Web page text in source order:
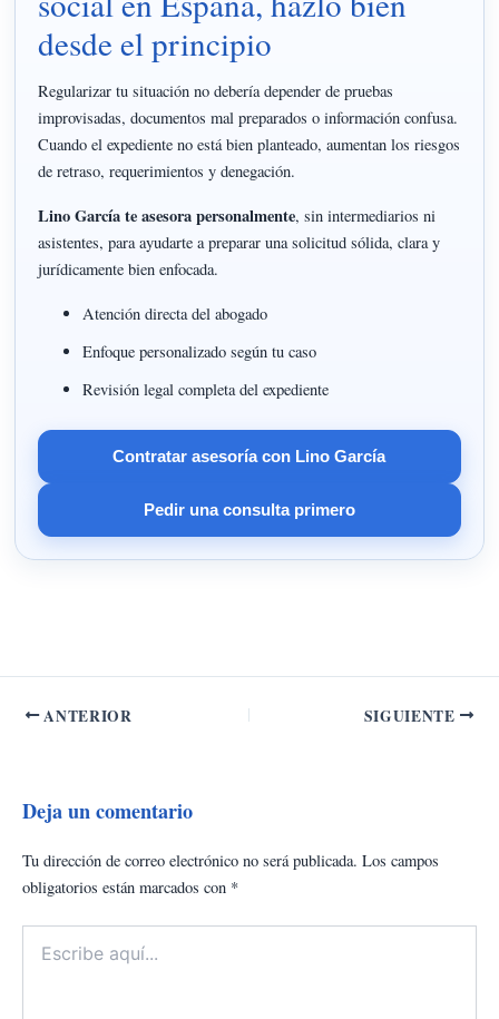
desde el principio
Regularizar tu situación no debería depender de pruebas
improvisadas, documentos mal preparados o información confusa.
Cuando el expediente no está bien planteado, aumentan los riesgos
de retraso, requerimientos y denegación.
Lino García te asesora personalmente, sin intermediarios ni
asistentes, para ayudarte a preparar una solicitud sólida, clara y
jurídicamente bien enfocada.
Atención directa del abogado
Enfoque personalizado según tu caso
Revisión legal completa del expediente
Contratar asesoría con Lino García
Pedir una consulta primero
ANTERIOR SIGUIENTE
Deja un comentario
Tu dirección de correo electrónico no será publicada. Los campos
obligatorios están marcados con *
aquí...